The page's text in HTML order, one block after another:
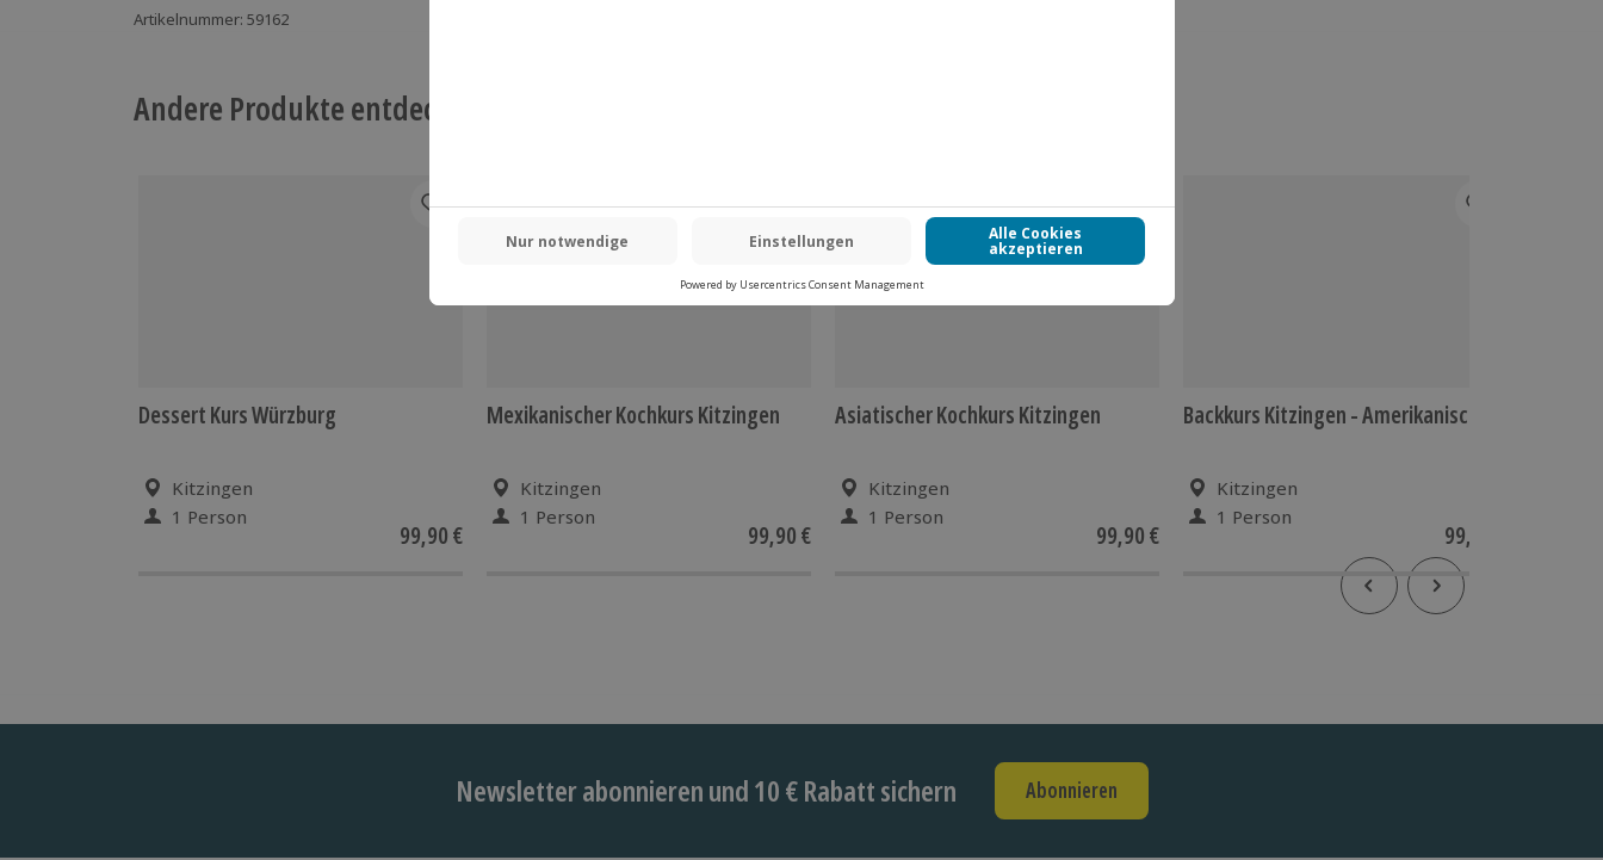
Artikelnummer: 59162
Andere Produkte entdecken
Dessert Kurs Würzburg
Kitzingen
1 Person
99,90 €
Mexikanischer Kochkurs Kitzingen
Kitzingen
1 Person
99,90 €
Asiatischer Kochkurs Kitzingen
Kitzingen
1 Person
99,90 €
Backkurs Kitzingen - Amerikanisch
Kitzingen
1 Person
99,90 €
Newsletter abonnieren und 10 € Rabatt sichern Abonnieren